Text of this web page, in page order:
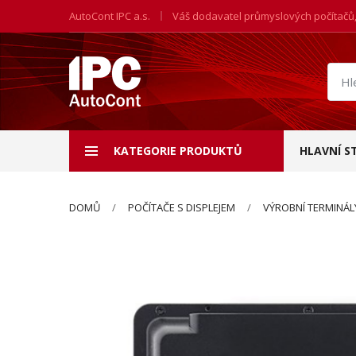
AutoCont IPC a.s. Váš dodavatel průmyslových
KATEGORIE PRODUKTŮ HLAVNÍ
DOMŮ POČÍTAČE S DISPLEJEM VÝROBNÍ